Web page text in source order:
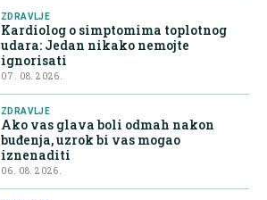
ZDRAVLJE
Kardiolog o simptomima toplotnog
udara: Jedan nikako nemojte
ignorisati
07. 08. 2026.
ZDRAVLJE
Ako vas glava boli odmah nakon
buđenja, uzrok bi vas mogao
iznenaditi
06. 08. 2026.